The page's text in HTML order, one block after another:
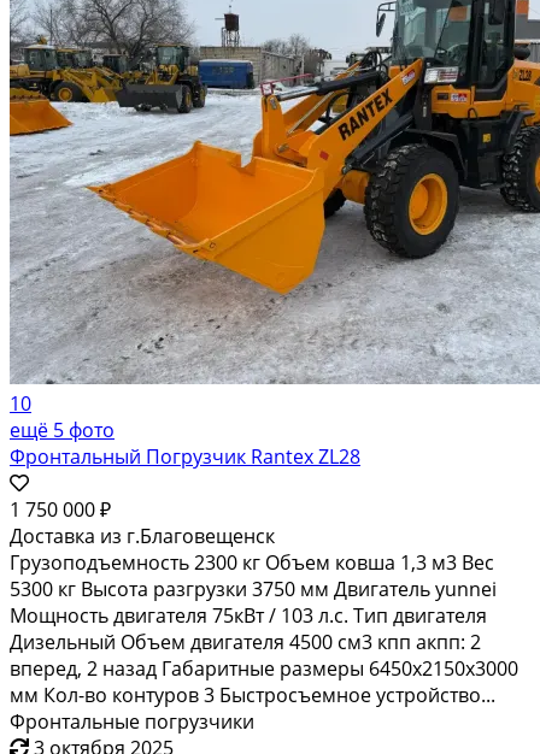
10
ещё 5 фото
Фронтальный Погрузчик Rantex ZL28
1 750 000 ₽
Доставка из г.Благовещенск
Грузоподъемность 2300 кг Объем ковша 1,3 м3 Вес
5300 кг Высота разгрузки 3750 мм Двигатель yunnei
Мощность двигателя 75кВт / 103 л.с. Тип двигателя
Дизельный Объем двигателя 4500 см3 кпп акпп: 2
вперед, 2 назад Габаритные размеры 6450х2150х3000
мм Кол-во контуров 3 Быстросъемное устройство...
Фронтальные погрузчики
3 октября 2025